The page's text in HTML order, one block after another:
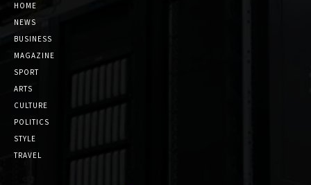
HOME
NEWS
BUSINESS
MAGAZINE
SPORT
ARTS
CULTURE
POLITICS
STYLE
TRAVEL